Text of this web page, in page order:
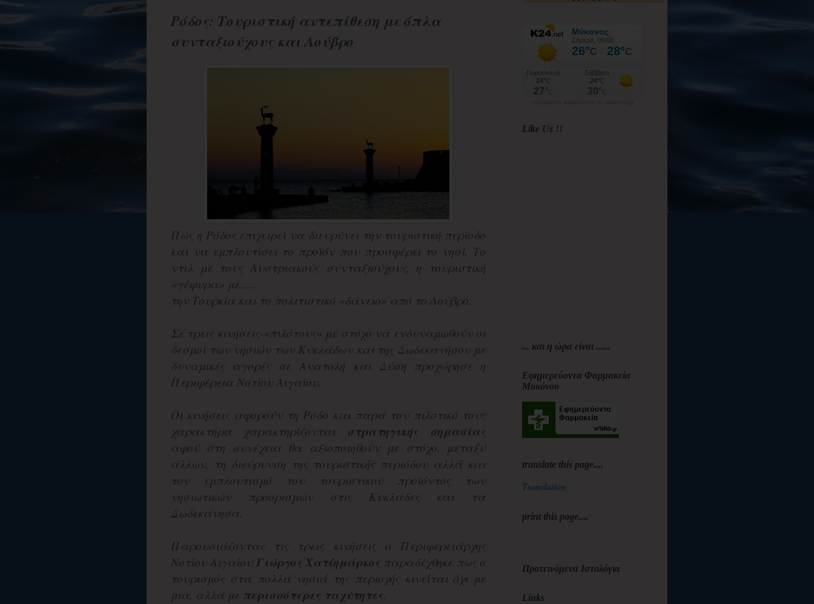
Ρόδος: Τουριστική αντεπίθεση με όπλα
συνταξιούχους και Λούβρο
Πώς η Ρόδος επιχειρεί να διευρύνει την τουριστική περίοδο
και να εμπλουτίσει το προϊόν που προσφέρει το νησί. Το
ντιλ με τους Αυστριακούς συνταξιούχους, η τουριστική
«γέφυρα» με......
την Τουρκία και το πολιτιστικό «δάνειο» από το Λούβρο.
Σε τρεις κινήσεις-«πιλότους» με στόχο να ενδυναμωθούν οι
δεσμοί των νησιών των Κυκλάδων και της Δωδεκανήσου με
δυναμικές αγορές σε Ανατολή και Δύση προχώρησε η
Περιφέρεια Νοτίου Αιγαίου.
Οι κινήσεις αφορούν τη Ρόδο και παρά τον πιλοτικό τους
χαρακτήρα χαρακτηρίζονται στρατηγικής σημασίας
αφού στη συνέχεια θα αξιοποιηθούν με στόχο, μεταξύ
άλλων, τη διεύρυνση της τουριστικής περιόδου αλλά και
τον εμπλουτισμό του τουριστικού προϊόντος των
νησιωτικών προορισμών στις Κυκλάδες και τα
Δωδεκάνησα.
Παρουσιάζοντας τις τρεις κινήσεις ο Περιφερειάρχης
Νοτίου Αιγαίου Γιώργος Χατζημάρκος παραδέχθηκε πως ο
τουρισμός στα πολλά νησιά της περιοχής κινείται όχι με
μια, αλλά με περισσότερες ταχύτητες.
Like Us !!
... και η ώρα είναι ......
Εφημερεύοντα Φαρμακεία
Μυκόνου
translate this page....
Translation
print this page....
Προτεινόμενα Ιστολόγια
Links